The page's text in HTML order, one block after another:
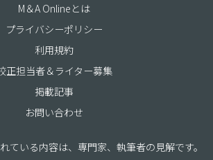
M＆A Onlineとは
プライバシーポリシー
利用規約
正担当者＆ライター募集
掲載記事
お問い合わせ
ている内容は、専門家、執筆者の見解です。